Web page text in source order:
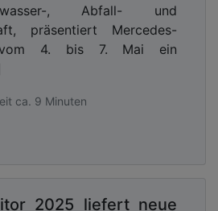
, Abfall- und
präsentiert Mercedes-
vom 4. bis 7. Mai ein
ca. 9 Minuten
2025 liefert neue